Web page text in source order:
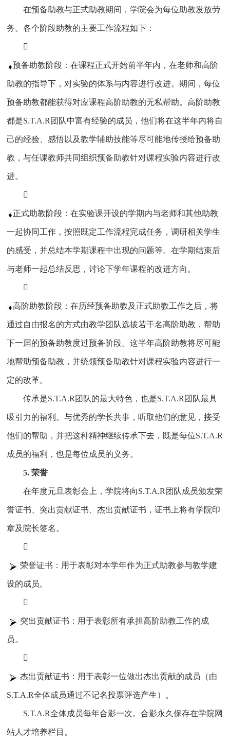
在预备助教与正式助教期间，学院会为每位助教发放劳
务。各个阶段助教的主要工作流程如下：

预备助教阶段：在课程正式开始前半年内，在老师和高阶
助教的指导下，对实验的体系与内容进行改进。期间，每位
预备助教都能获得对应课程高阶助教的无私帮助。高阶助教
都是S.T.A.R团队中富有经验的成员，他们将在这半年内将自
己的经验、感悟以及教学辅助技能等尽可能地传授给预备助
教，与任课教师共同组织预备助教针对课程实验内容进行改
进。

正式助教阶段：在实验课开设的学期内与老师和其他助教
一起协同工作，按照既定工作流程完成任务，调研相关学生
的感受，并总结本学期课程中出现的问题等。在学期结束后
与老师一起总结反思，讨论下学年课程的改进方向。

高阶助教阶段：在历经预备助教及正式助教工作之后，将
通过自由报名的方式由教学团队选拔若干名高阶助教，帮助
下一届的预备助教度过预备阶段。这半年高阶助教将尽可能
地帮助预备助教，并统领预备助教针对课程实验内容进行一
定的改革。
传承是S.T.A.R团队的最大特色，也是S.T.A.R团队最具
吸引力的福利。与优秀的学长共事，听取他们的意见，接受
他们的帮助，并把这种精神继续传承下去，既是每位S.T.A.R
成员的福利，也是每位成员的义务。
5. 荣誉
在年度元旦表彰会上，学院将向S.T.A.R团队成员颁发荣
誉证书、突出贡献证书、杰出贡献证书，证书上将有学院印
章及院长签名。

荣誉证书：用于表彰对本学年作为正式助教参与教学建
设的成员。

突出贡献证书：用于表彰所有承担高阶助教工作的成
员。

杰出贡献证书：用于表彰一位做出杰出贡献的成员（由
S.T.A.R全体成员通过不记名投票评选产生）。
S.T.A.R全体成员每年合影一次。合影永久保存在学院网
站人才培养栏目。